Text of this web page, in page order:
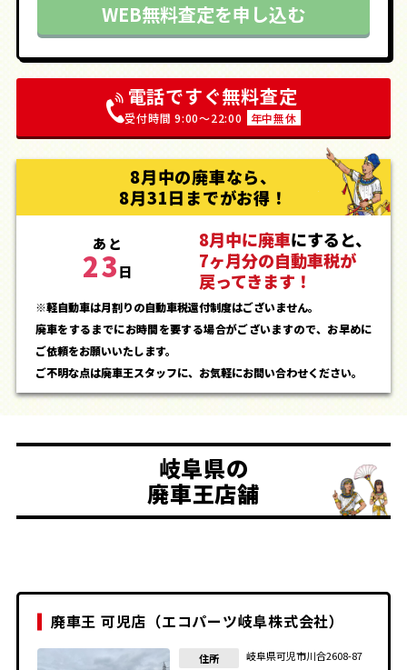
WEB無料査定を申し込む
電話ですぐ無料査定
受付時間 9:00〜22:00 年中無休
8月中の廃車なら、
8月31日までがお得！
あと
23日
8月中に廃車にすると、
7ヶ月分の自動車税が
戻ってきます！
※軽自動車は月割りの自動車税還付制度はございません。
廃車をするまでにお時間を要する場合がございますので、お早めに
ご依頼をお願いいたします。
ご不明な点は廃車王スタッフに、お気軽にお問い合わせください。
岐阜県の
廃車王店舗
廃車王 可児店（エコパーツ岐阜株式会社）
住所 岐阜県可児市川合2608-87